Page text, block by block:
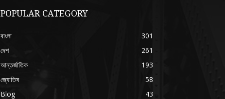
POPULAR CATEGORY
বাংলা
301
দেশ
261
আন্তর্জাতিক
193
জ্যোতিষ
58
Blog
43